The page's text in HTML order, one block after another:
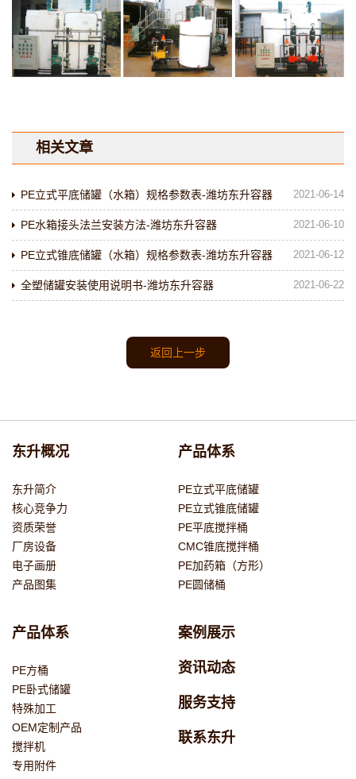
相关文章
2021-06-14
PE立式平底储罐（水箱）规格参数表-潍坊东升容器
2021-06-10
PE水箱接头法兰安装方法-潍坊东升容器
2021-06-12
PE立式锥底储罐（水箱）规格参数表-潍坊东升容器
2021-06-22
全塑储罐安装使用说明书-潍坊东升容器
返回上一步
东升概况
东升简介
核心竞争力
资质荣誉
厂房设备
电子画册
产品图集
产品体系
PE立式平底储罐
PE立式锥底储罐
PE平底搅拌桶
CMC锥底搅拌桶
PE加药箱（方形）
PE圆储桶
产品体系
PE方桶
PE卧式储罐
特殊加工
OEM定制产品
搅拌机
专用附件
案例展示
资讯动态
服务支持
联系东升